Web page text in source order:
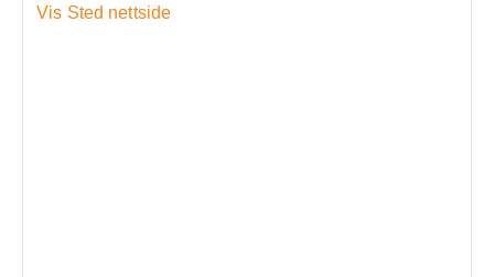
Vis Sted nettside